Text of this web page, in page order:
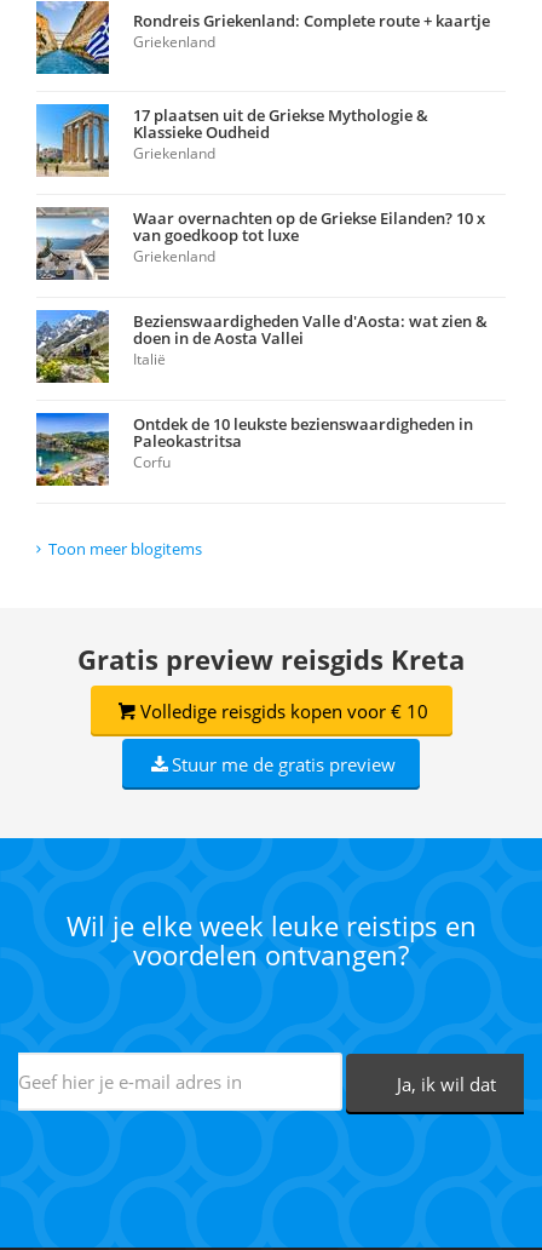
Rondreis Griekenland: Complete route + kaartje
Griekenland
17 plaatsen uit de Griekse Mythologie &
Klassieke Oudheid
Griekenland
Waar overnachten op de Griekse Eilanden? 10 x
van goedkoop tot luxe
Griekenland
Bezienswaardigheden Valle d'Aosta: wat zien &
doen in de Aosta Vallei
Italië
Ontdek de 10 leukste bezienswaardigheden in
Paleokastritsa
Corfu
Toon meer blogitems
Gratis preview reisgids Kreta
Volledige reisgids kopen voor € 10
Stuur me de gratis preview
Wil je elke week leuke reistips en
voordelen ontvangen?